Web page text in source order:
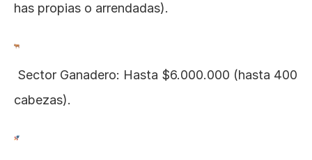
has propias o arrendadas).
cabezas).